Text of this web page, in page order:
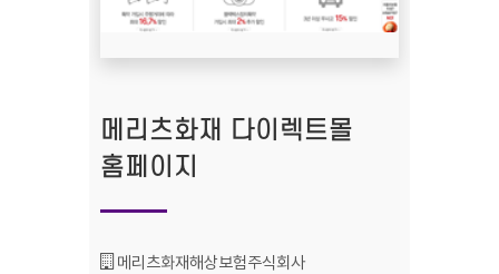
메리츠화재 다이렉트몰
홈페이지
기관명 :
메리츠화재해상보험주식회사